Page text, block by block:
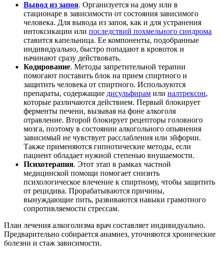
Вывод из запоя. Организуется на дому или в
стационаре в зависимости от состояния зависимого
человека. Для вывода из запоя, как и для устранения
интоксикации или последствий похмельного синдрома
ставится капельница. Ее компоненты, подобранные
индивидуально, быстро попадают в кровоток и
начинают сразу действовать.
Кодирование. Методы запретительной терапии
помогают поставить блок на прием спиртного и
защитить человека от спиртного. Используются
препараты, содержащие дисульфирам или налтрексон,
которые различаются действием. Первый блокирует
ферменты печени, вызывая на фоне алкоголя
отравление. Второй блокирует рецепторы головного
мозга, поэтому в состоянии алкогольного опьянения
зависимый не чувствует расслабления или эйфории.
Также применяются гипнотические методы, если
пациент обладает нужной степенью внушаемости.
Психотерапия. Этот этап в рамках частной
медицинской помощи помогает снизить
психологическое влечение к спиртному, чтобы защитить
от рецидива. Прорабатываются причины,
вынуждающие пить, развиваются навыки грамотного
сопротивляемости стрессам.
План лечения алкоголизма врач составляет индивидуально.
Предварительно собирается анамнез, уточняются хронические
болезни и стаж зависимости.